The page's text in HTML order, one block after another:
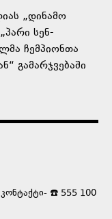
„დინამო
სენ-
ჩემპიონთა
გამარჯვებაში
☎️ 555 100